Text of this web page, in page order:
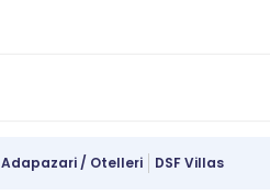
Adapazari / Otelleri DSF Villas